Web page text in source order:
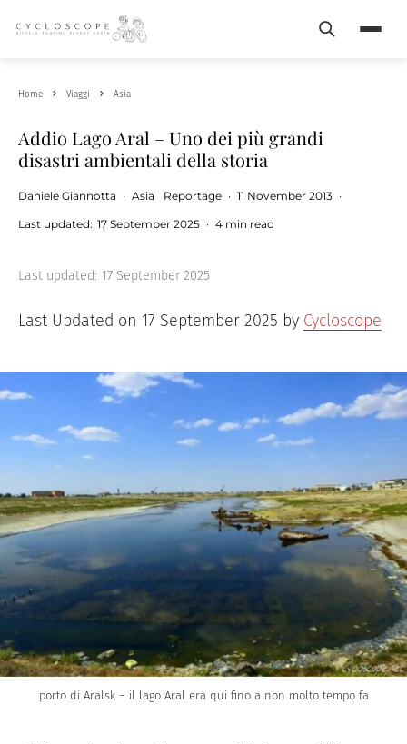
Search
Home Viaggi Asia
Addio Lago Aral – Uno dei più grandi
disastri ambientali della storia
Daniele Giannotta · Asia Reportage · 11 November 2013 ·
Last updated: 17 September 2025 · 4 min read
Last updated: 17 September 2025
Last Updated on 17 September 2025 by Cycloscope
porto di Aralsk – il lago Aral era qui fino a non molto tempo fa